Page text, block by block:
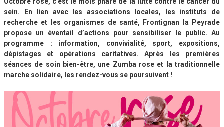
sein. En lien avec les associations locales, les instituts de
recherche et les organismes de santé, Frontignan la Peyrade
propose un éventail d’actions pour sensibiliser le public. Au
programme : information, convivialité, sport, expositions,
dépistages et opérations caritatives. Après les premières
séances de soin bien-être, une Zumba rose et la traditionnelle
marche solidaire, les rendez-vous se poursuivent !